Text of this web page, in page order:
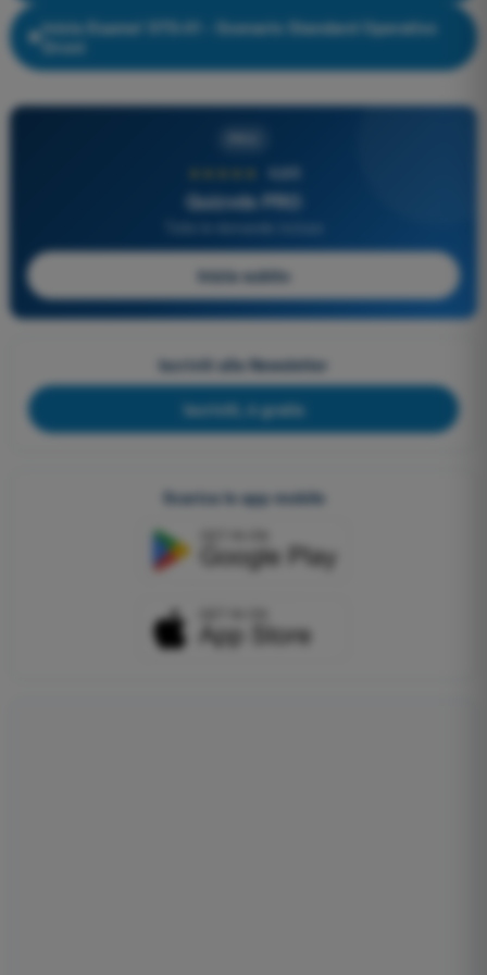
Inizia Esame! STS-01 - Scenario Standard Operativo
Droni
4,6/5
Quizvds PRO
Inizia subito
Iscriviti alla Newsletter
Iscriviti, è gratis
Scarica le app mobile